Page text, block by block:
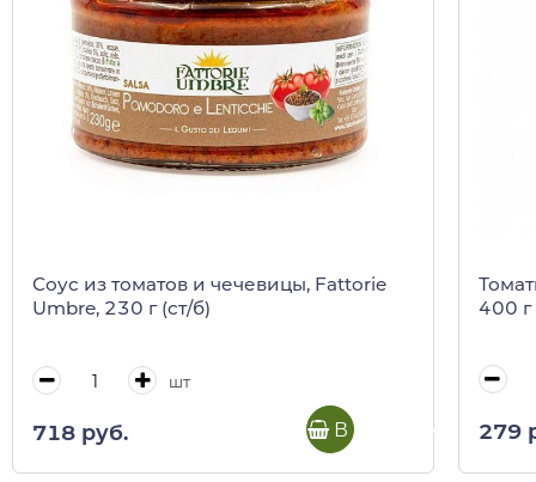
Соус из томатов и чечевицы, Fattorie
Umbre, 230 г (ст/б)
шт
718 руб. В корзину
400 г
279